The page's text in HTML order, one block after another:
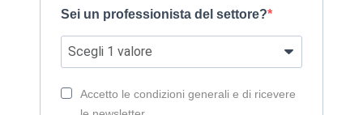
Sei un professionista del settore?
Accetto le condizioni generali e di ricevere